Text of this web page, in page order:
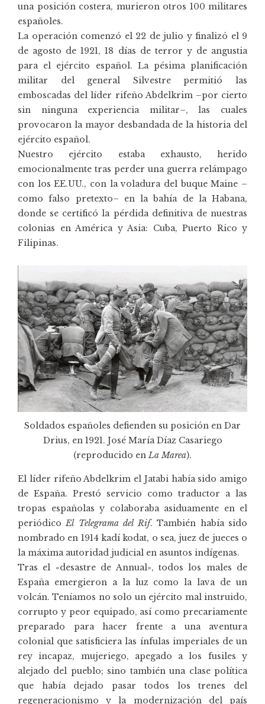
una posición costera, murieron otros 100 militares
españoles.
La operación comenzó el 22 de julio y finalizó el 9
de agosto de 1921, 18 días de terror y de angustia
para el ejército español. La pésima planificación
militar del general Silvestre permitió las
emboscadas del líder rifeño Abdelkrim –por cierto
sin ninguna experiencia militar–, las cuales
provocaron la mayor desbandada de la historia del
ejército español.
Nuestro ejército estaba exhausto, herido
emocionalmente tras perder una guerra relámpago
con los EE.UU., con la voladura del buque Maine –
como falso pretexto– en la bahía de la Habana,
donde se certificó la pérdida definitiva de nuestras
colonias en América y Asia: Cuba, Puerto Rico y
Filipinas.
Soldados españoles defienden su posición en Dar
Drius, en 1921. José María Díaz Casariego
(reproducido enLa Marea).
El líder rifeño Abdelkrim el Jatabi había sido amigo
de España. Prestó servicio como traductor a las
tropas españolas y colaboraba asiduamente en el
periódicoEl Telegrama del Rif. También había sido
nombrado en 1914 kadí kodat, o sea, juez de jueces o
la máxima autoridad judicial en asuntos indígenas.
Tras el «desastre de Annual», todos los males de
España emergieron a la luz como la lava de un
volcán. Teníamos no solo un ejército mal instruido,
corrupto y peor equipado, así como precariamente
preparado para hacer frente a una aventura
colonial que satisficiera las ínfulas imperiales de un
rey incapaz, mujeriego, apegado a los fusiles y
alejado del pueblo; sino también una clase política
que había dejado pasar todos los trenes del
regeneracionismo y la modernización del país